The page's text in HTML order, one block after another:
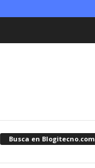
Busca en Blogitecno.com